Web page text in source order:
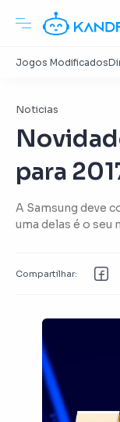
Noticias
para
A Samsung deve
uma delas é o